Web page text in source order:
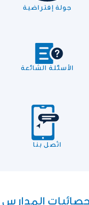
جولة إفتراضية
الأسئلة الشائعة
اتّصل بنا
المدارس